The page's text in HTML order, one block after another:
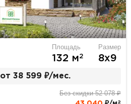
Площадь
132 м2
Размер
8х9
от 38 599 ₽/мес.
Без скидки 52 078 ₽
2